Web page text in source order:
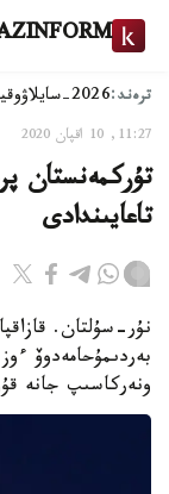
ترەند:2026-سايلاۋ
11:27, 10 اقپان 2020
تۇركمەنستان
تاعايىندادى
نۇر-سۇلتان.
بەردىمۇحامەدوۆ
ونەركاسىپ جانە